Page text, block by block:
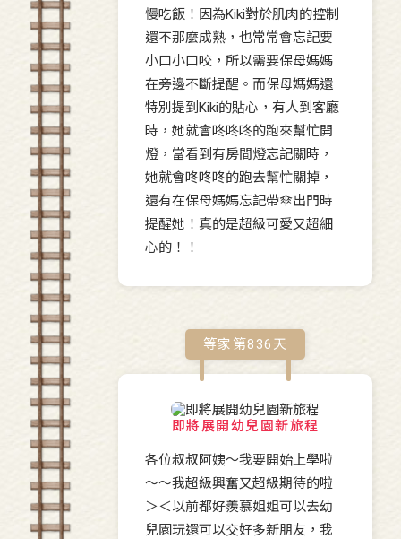
慢吃飯！因為Kiki對於肌肉的控制
還不那麼成熟，也常常會忘記要
小口小口咬，所以需要保母媽媽
在旁邊不斷提醒。而保母媽媽還
特別提到Kiki的貼心，有人到客廳
時，她就會咚咚咚的跑來幫忙開
燈，當看到有房間燈忘記關時，
她就會咚咚咚的跑去幫忙關掉，
還有在保母媽媽忘記帶傘出門時
提醒她！真的是超級可愛又超細
心的！！
等家第836 天
即將展開幼兒園新旅程
各位叔叔阿姨～我要開始上學啦
～～我超級興奮又超級期待的啦
＞＜以前都好羨慕姐姐可以去幼
兒園玩還可以交好多新朋友，我